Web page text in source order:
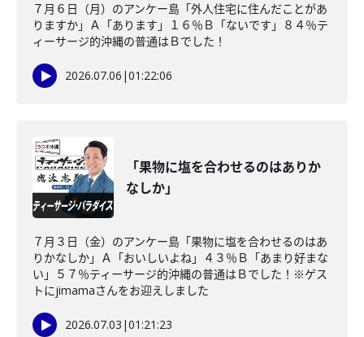
７月６日（月）のアンケー島「外人住宅に住んだことがあ
りますか」Ａ「あります」１６％Ｂ「ないです」８４％テ
ィーサージ的沖縄の普通はＢでした！
2026.07.06 |01:22:06
「果物に塩を合わせるのはありか
なしか」
７月３日（金）のアンケー島「果物に塩を合わせるのはあ
りかなしか」Ａ「おいしいよね」４３％Ｂ「あまり好まな
い」５７％ティーサージ的沖縄の普通はＢでした！※ゲス
トにjimamaさんをお迎えしました
2026.07.03 |01:21:23